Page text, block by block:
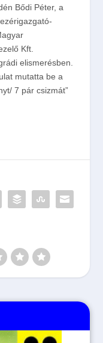
Bődi Péter, a
Kft.
elismerésben.
mutatta be a
7 pár csizmát”